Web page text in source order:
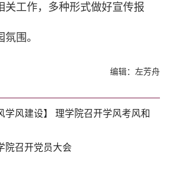
关工作，多种形式做好宣传报
围。
编辑：左芳舟
学风建设】 理学院召开学风考风和
院召开党员大会